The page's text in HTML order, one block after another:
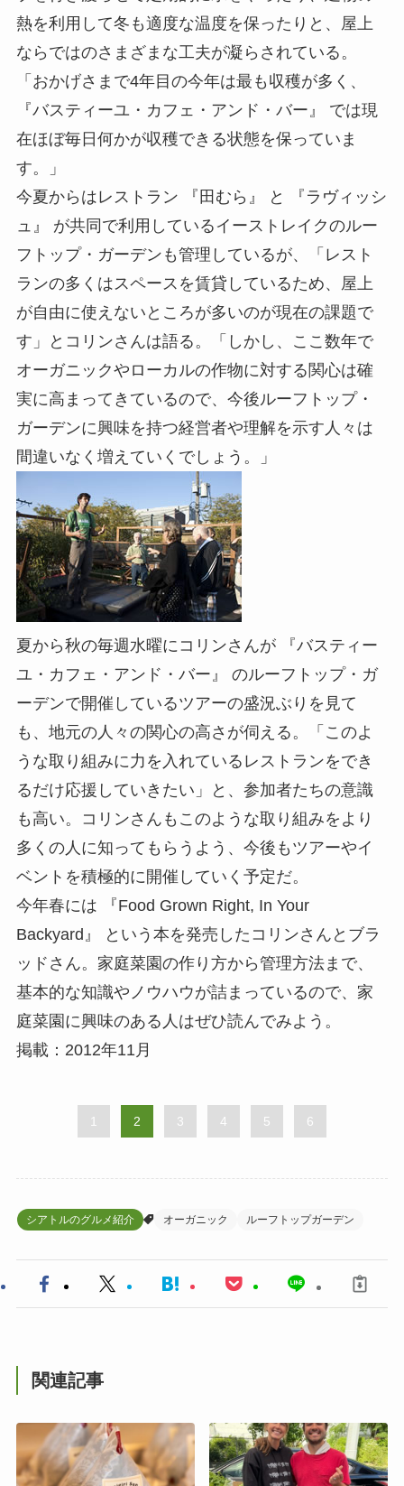
熱を利用して冬も適度な温度を保ったりと、屋上
ならではのさまざまな工夫が凝らされている。
「おかげさまで4年目の今年は最も収穫が多く、
『バスティーユ・カフェ・アンド・バー』 では現
在ほぼ毎日何かが収穫できる状態を保っていま
す。」
今夏からはレストラン 『田むら』 と 『ラヴィッシ
ュ』 が共同で利用しているイーストレイクのルー
フトップ・ガーデンも管理しているが、「レスト
ランの多くはスペースを賃貸しているため、屋上
が自由に使えないところが多いのが現在の課題で
す」とコリンさんは語る。「しかし、ここ数年で
オーガニックやローカルの作物に対する関心は確
実に高まってきているので、今後ルーフトップ・
ガーデンに興味を持つ経営者や理解を示す人々は
間違いなく増えていくでしょう。」
夏から秋の毎週水曜にコリンさんが 『バスティー
ユ・カフェ・アンド・バー』 のルーフトップ・ガ
ーデンで開催しているツアーの盛況ぶりを見て
も、地元の人々の関心の高さが伺える。「このよ
うな取り組みに力を入れているレストランをでき
るだけ応援していきたい」と、参加者たちの意識
も高い。コリンさんもこのような取り組みをより
多くの人に知ってもらうよう、今後もツアーやイ
ベントを積極的に開催していく予定だ。
今年春には 『Food Grown Right, In Your
Backyard』 という本を発売したコリンさんとブラ
ッドさん。家庭菜園の作り方から管理方法まで、
基本的な知識やノウハウが詰まっているので、家
庭菜園に興味のある人はぜひ読んでみよう。
掲載：2012年11月
1 2 3 4 5 6
シアトルのグルメ紹介 オーガニック ルーフトップガーデン
関連記事